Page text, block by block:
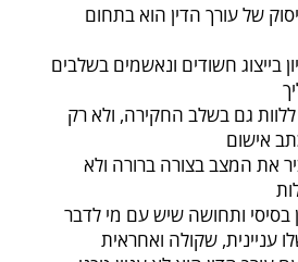
של עורך הדין הוא בתחום
בייצוג חשודים ונאשמים בשלבים
גם בשלב החקירה, ולא רק
אישום
את המצב בצורה ברורה ולא
בסיסי ותחושה שיש עם מי לדבר
עניינית, שקולה ואחראית